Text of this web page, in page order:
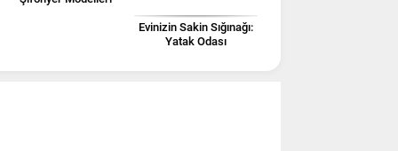
Evinizin Sakin Sığınağı:
Yatak Odası
Yenilikçi Fikirler!